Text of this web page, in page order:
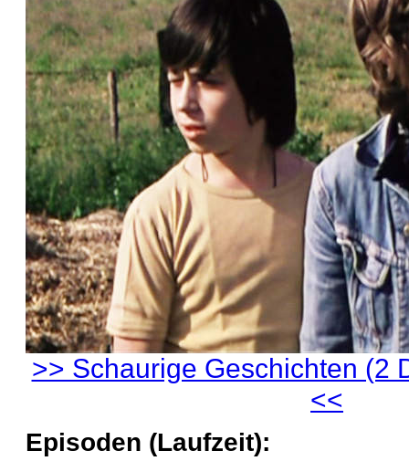
>> Schaurige Geschichten (2
<<
Episoden (Laufzeit):